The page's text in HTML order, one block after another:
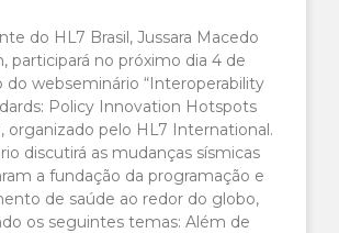
do HL7 Brasil, Jussara Macedo
participará no próximo dia 4 de
do webseminário “Interoperability
Policy Innovation Hotspots
organizado pelo HL7 International.
discutirá as mudanças sísmicas
a fundação da programação e
de saúde ao redor do globo,
os seguintes temas: Além de